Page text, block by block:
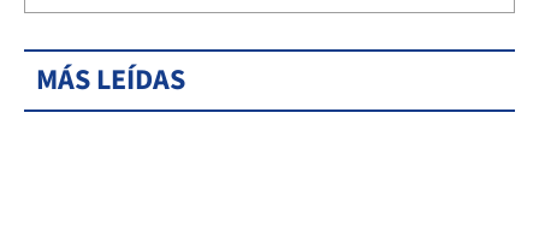
MÁS LEÍDAS